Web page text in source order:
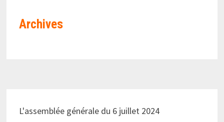
Archives
L'assemblée générale du 6 juillet 2024